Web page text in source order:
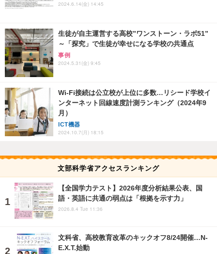
2024.6.14(金) 14:45
生徒が自主運営する高校”ワンストーン・ラボ51”
～「探究」で生徒が幸せになる学校の共通点
事例
2024.5.31(金) 9:45
Wi-Fi接続は公立校が上位に多数…リシード学校イ
ンターネット回線速度計測ランキング（2024年9
月）
ICT機器
2024.10.7(月) 18:15
文部科学省アクセスランキング
【全国学力テスト】2026年度分析結果公表、国
語・英語に共通の弱点は「根拠を示す力」
2026.8.4 Tue 11:36
文科省、高校教育改革のキックオフ8/24開催…N-
E.X.T.始動